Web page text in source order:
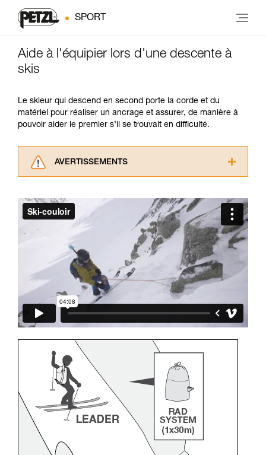
SPORT
Aide à l'équipier lors d'une descente à
skis
Le skieur qui descend en second porte la corde et du
matériel pour réaliser un ancrage et assurer, de manière à
pouvoir aider le premier s’il se trouvait en difficulté.
AVERTISSEMENTS
consulter. Vous devez avoir compris les
informations de la notice technique pour
pouvoir comprendre ce complément
d’informations.
Maîtriser ces techniques nécessite une
formation et un entraînement spécifique. Validez
avec un professionnel votre capacité à refaire
la manipulation, seul, en toute sécurité, avant
de la reproduire en autonomie.
Nous donnons des exemples de techniques
liées à votre activité. Il peut en exister d’autres
que nous ne décrivons pas ici.